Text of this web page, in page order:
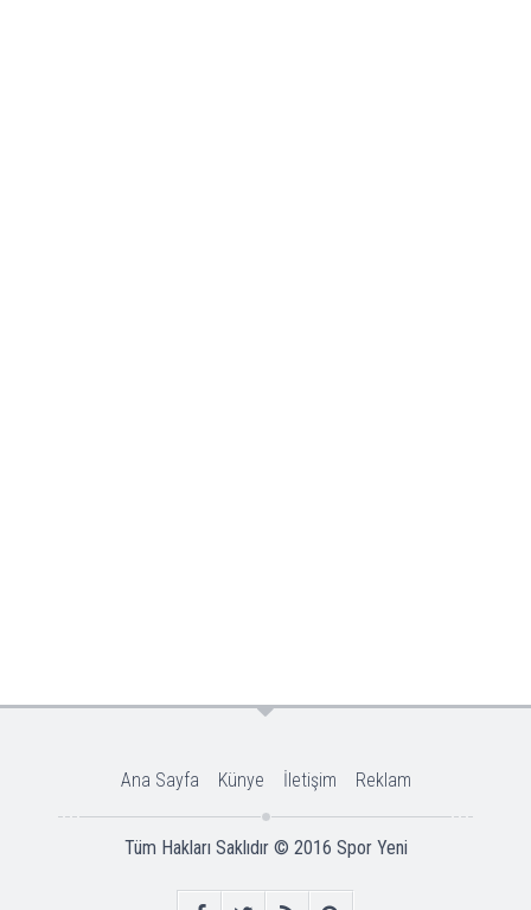
Ana Sayfa Künye İletişim Reklam
Tüm Hakları Saklıdır © 2016 Spor Yeni